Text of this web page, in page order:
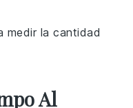
medir la cantidad
Al